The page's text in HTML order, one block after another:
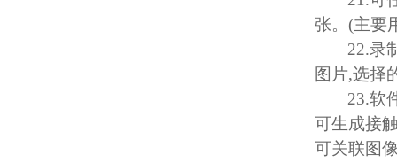
张。 (主要
22.录
图片,选择
23.软
可生成接
可关联图